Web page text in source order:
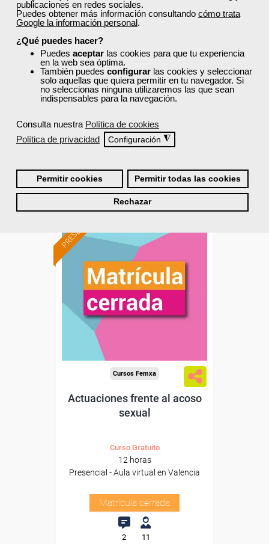
publicaciones en redes sociales.
Puedes obtener más información consultando cómo trata
Google la información personal.
¿Qué puedes hacer?
Puedes aceptar las cookies para que tu experiencia
en la web sea óptima.
También puedes configurar las cookies y seleccionar
solo aquellas que quiera permitir en tu navegador. Si
no seleccionas ninguna utilizaremos las que sean
indispensables para la navegación.
Consulta nuestra Política de cookies
Política de privacidad
Configuración ◮
Permitir cookies Permitir todas las cookies
Rechazar
Cursos Femxa
Análisis de datos y
vinculación de BBDD con
Excel
Curso Gratuito
30 horas
Matrícula cerrada
8
PRESENCIAL
Cursos Femxa
Actuaciones frente al acoso
sexual
Curso Gratuito
12 horas
Presencial - Aula virtual en Valencia
Matrícula cerrada
2 11